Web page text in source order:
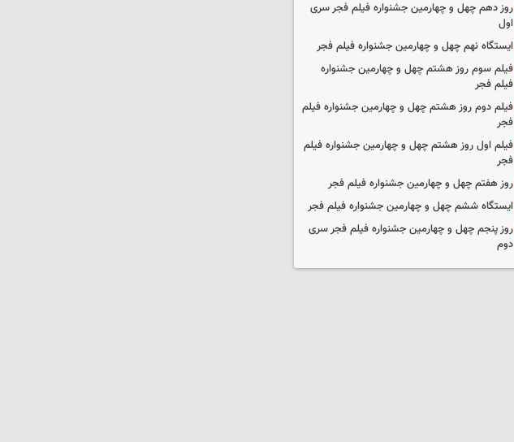
روز دهم چهل و چهارمین جشنواره فیلم فجر سری
اول
ایستگاه نهم چهل و چهارمین جشنواره فیلم فجر
فیلم سوم روز هشتم چهل و چهارمین جشنواره
فیلم فجر
فیلم دوم روز هشتم چهل و چهارمین جشنواره فیلم
فجر
فیلم اول روز هشتم چهل و چهارمین جشنواره فیلم
فجر
روز هفتم چهل و چهارمین جشنواره فیلم فجر
ایستگاه ششم چهل و چهارمین جشنواره فیلم فجر
روز پنجم چهل و چهارمین جشنواره فیلم فجر سری
دوم